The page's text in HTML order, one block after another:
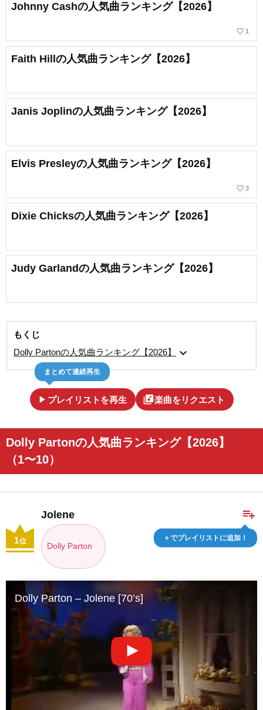
Johnny Cashの人気曲ランキング【2026】
favorite_border 1
Faith Hillの人気曲ランキング【2026】
Janis Joplinの人気曲ランキング【2026】
Elvis Presleyの人気曲ランキング【2026】
favorite_border 3
Dixie Chicksの人気曲ランキング【2026】
Judy Garlandの人気曲ランキング【2026】
もくじ
Dolly Partonの人気曲ランキング【2026】
expand_more
play_arrow プレイリストを再生
まとめて連続再生
library_music楽曲をリクエスト
Dolly Partonの人気曲ランキング【2026】
（1〜10）
playlist_add
＋でプレイリストに追加！
Jolene
Dolly Parton
1位
Dolly Parton – Jolene [70’s]